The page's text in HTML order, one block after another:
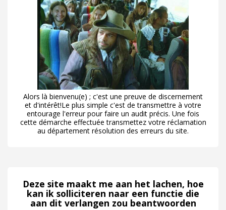
Alors là bienvenu(e) ; c'est une preuve de discernement
et d'intérêt!Le plus simple c'est de transmettre à votre
entourage l'erreur pour faire un audit précis. Une fois
cette démarche effectuée transmettez votre réclamation
au département résolution des erreurs du site.
Deze site maakt me aan het lachen, hoe
kan ik solliciteren naar een functie die
aan dit verlangen zou beantwoorden